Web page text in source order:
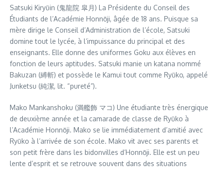
Satsuki Kiryūin (鬼龍院 皐月) La Présidente du Conseil des
Étudiants de l’Académie Honnōji, âgée de 18 ans. Puisque sa
mère dirige le Conseil d’Administration de l’école, Satsuki
domine tout le lycée, à l’impuissance du principal et des
enseignants. Elle donne des uniformes Goku aux élèves en
fonction de leurs aptitudes. Satsuki manie un katana nommé
Bakuzan (縛斬) et possède le Kamui tout comme Ryūko, appelé
Junketsu (純潔, lit. “pureté”).
Mako Mankanshoku (満艦飾 マコ) Une étudiante très énergique
de deuxième année et la camarade de classe de Ryūko à
l’Académie Honnōji. Mako se lie immédiatement d’amitié avec
Ryūko à l’arrivée de son école. Mako vit avec ses parents et
son petit frère dans les bidonvilles d’Honnōji. Elle est un peu
lente d’esprit et se retrouve souvent dans des situations